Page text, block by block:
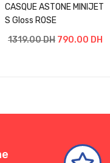
CASQUE ASTONE MINIJET
S Gloss ROSE
1319.00DH 790.00 DH